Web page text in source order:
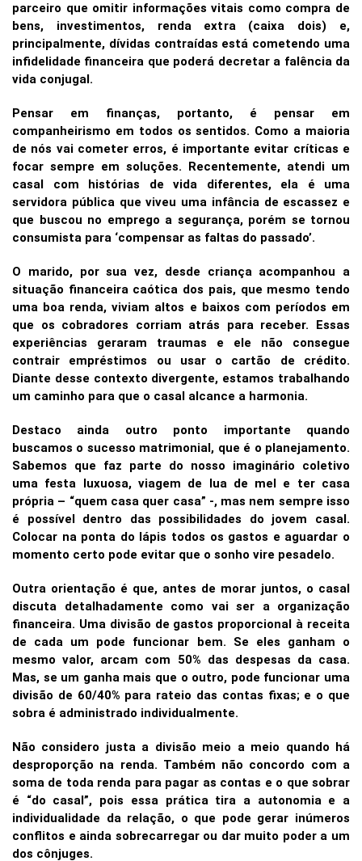
parceiro que omitir informações vitais como compra de
bens, investimentos, renda extra (caixa dois) e,
principalmente, dívidas contraídas está cometendo uma
infidelidade financeira que poderá decretar a falência da
vida conjugal.
Pensar em finanças, portanto, é pensar em
companheirismo em todos os sentidos. Como a maioria
de nós vai cometer erros, é importante evitar críticas e
focar sempre em soluções. Recentemente, atendi um
casal com histórias de vida diferentes, ela é uma
servidora pública que viveu uma infância de escassez e
que buscou no emprego a segurança, porém se tornou
consumista para ‘compensar as faltas do passado’.
O marido, por sua vez, desde criança acompanhou a
situação financeira caótica dos pais, que mesmo tendo
uma boa renda, viviam altos e baixos com períodos em
que os cobradores corriam atrás para receber. Essas
experiências geraram traumas e ele não consegue
contrair empréstimos ou usar o cartão de crédito.
Diante desse contexto divergente, estamos trabalhando
um caminho para que o casal alcance a harmonia.
Destaco ainda outro ponto importante quando
buscamos o sucesso matrimonial, que é o planejamento.
Sabemos que faz parte do nosso imaginário coletivo
uma festa luxuosa, viagem de lua de mel e ter casa
própria – “quem casa quer casa” -, mas nem sempre isso
é possível dentro das possibilidades do jovem casal.
Colocar na ponta do lápis todos os gastos e aguardar o
momento certo pode evitar que o sonho vire pesadelo.
Outra orientação é que, antes de morar juntos, o casal
discuta detalhadamente como vai ser a organização
financeira. Uma divisão de gastos proporcional à receita
de cada um pode funcionar bem. Se eles ganham o
mesmo valor, arcam com 50% das despesas da casa.
Mas, se um ganha mais que o outro, pode funcionar uma
divisão de 60/40% para rateio das contas fixas; e o que
sobra é administrado individualmente.
Não considero justa a divisão meio a meio quando há
desproporção na renda. Também não concordo com a
soma de toda renda para pagar as contas e o que sobrar
é “do casal”, pois essa prática tira a autonomia e a
individualidade da relação, o que pode gerar inúmeros
conflitos e ainda sobrecarregar ou dar muito poder a um
dos cônjuges.